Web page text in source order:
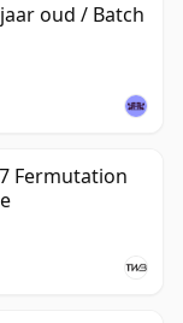
oud / Batch
Fermutation